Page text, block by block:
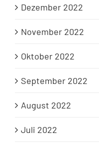
Dezember 2022
November 2022
Oktober 2022
September 2022
August 2022
Juli 2022